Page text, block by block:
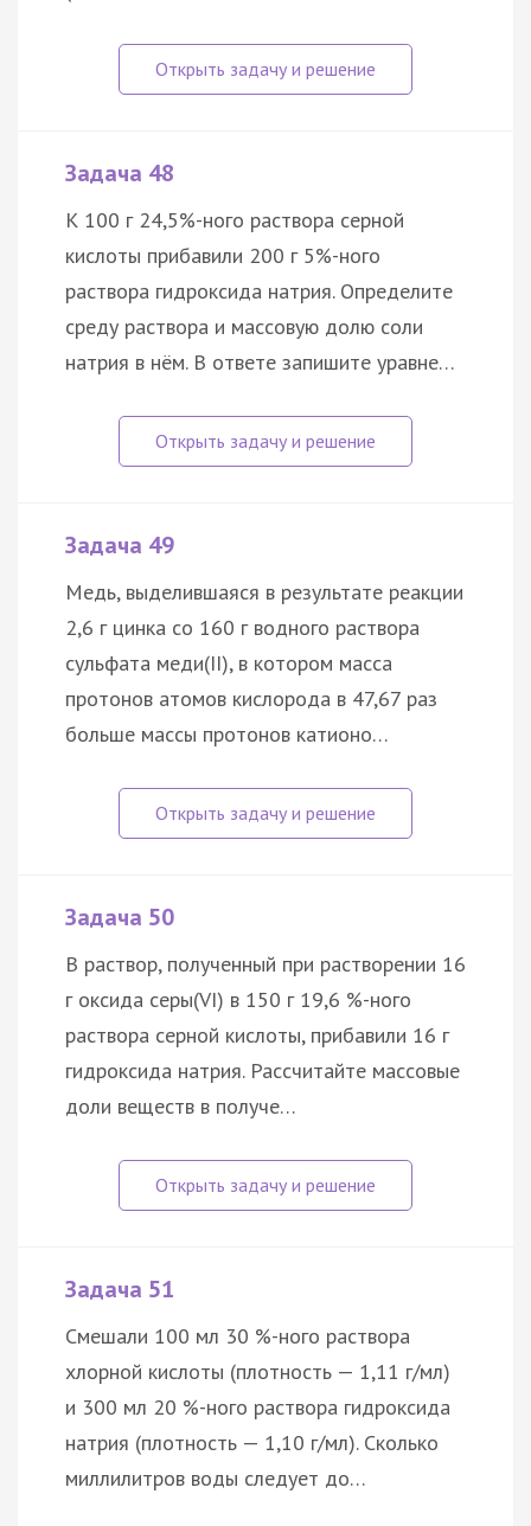
Задача 48
К 100 г 24,5%-ного раствора серной
кислоты прибавили 200 г 5%-ного
раствора гидроксида натрия. Определите
среду раствора и массовую долю соли
натрия в нём. В ответе запишите уравне…
Задача 49
Медь, выделившаяся в результате реакции
2,6 г цинка со 160 г водного раствора
сульфата меди(II), в котором масса
протонов атомов кислорода в 47,67 раз
больше массы протонов катионо…
Задача 50
В раствор, полученный при растворении 16
г оксида серы(VI) в 150 г 19,6 %-ного
раствора серной кислоты, прибавили 16 г
гидроксида натрия. Рассчитайте массовые
доли веществ в получе…
Задача 51
Смешали 100 мл 30 %-ного раствора
хлорной кислоты (плотность — 1,11 г/мл)
и 300 мл 20 %-ного раствора гидроксида
натрия (плотность — 1,10 г/мл). Сколько
миллилитров воды следует до…